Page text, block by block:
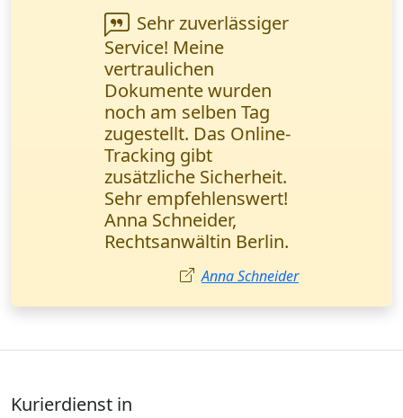
Sehr zuverlässiger
Service! Meine
vertraulichen
Dokumente wurden
noch am selben Tag
zugestellt. Das Online-
Tracking gibt
zusätzliche Sicherheit.
Sehr empfehlenswert!
Anna Schneider,
Rechtsanwältin Berlin.
Anna Schneider
Kurierdienst in